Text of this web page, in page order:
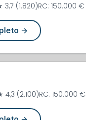
3,7 (1.820)RC: 150.000 €
→
4,3 (2.100)RC: 150.000 €